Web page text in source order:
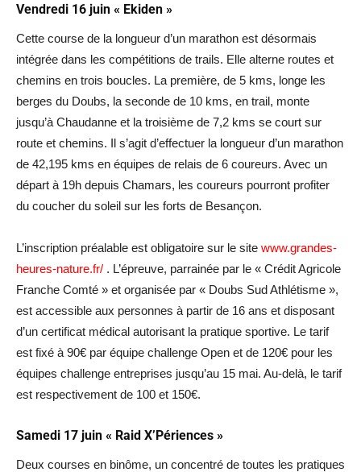
Vendredi 16 juin « Ekiden »
Cette course de la longueur d’un marathon est désormais
intégrée dans les compétitions de trails. Elle alterne routes et
chemins en trois boucles. La première, de 5 kms, longe les
berges du Doubs, la seconde de 10 kms, en trail, monte
jusqu’à Chaudanne et la troisième de 7,2 kms se court sur
route et chemins. Il s’agit d’effectuer la longueur d’un marathon
de 42,195 kms en équipes de relais de 6 coureurs. Avec un
départ à 19h depuis Chamars, les coureurs pourront profiter
du coucher du soleil sur les forts de Besançon.
L’inscription préalable est obligatoire sur le site www.grandes-
heures-nature.fr/ . L’épreuve, parrainée par le « Crédit Agricole
Franche Comté » et organisée par « Doubs Sud Athlétisme »,
est accessible aux personnes à partir de 16 ans et disposant
d’un certificat médical autorisant la pratique sportive. Le tarif
est fixé à 90€ par équipe challenge Open et de 120€ pour les
équipes challenge entreprises jusqu’au 15 mai. Au-delà, le tarif
est respectivement de 100 et 150€.
Samedi 17 juin « Raid X’Périences »
Deux courses en binôme, un concentré de toutes les pratiques